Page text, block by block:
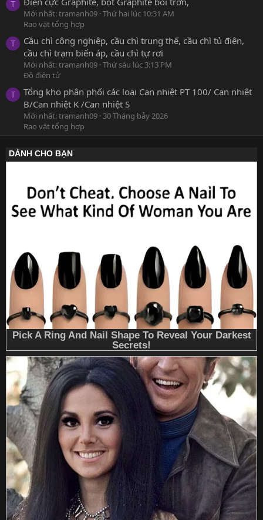
T
Mới nhất: tramanh09 Thứ hai lúc 10:31 AM
Rao vặt tổng hợp
T
Cầu chì công nghiệp, cầu chì trung thế, cầu chì tủ điện,
cầu chì trạm biến áp, cầu chì tự rơi
Mới nhất: tramanh09 Thứ sáu lúc 3:13 PM
Đồ điện tử
T
Tổng kho phân phối các loại Can nhiệt PT 100/ Can nhiệt
B/Can nhiệt K /Can nhiệt S
Mới nhất: tramanh09 30 Tháng bảy 2026
Rao vặt tổng hợp